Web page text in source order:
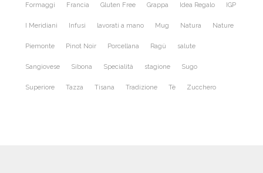
Formaggi Francia Gluten Free Grappa Idea Regalo IGP
I Meridiani Infusi lavorati a mano Mug Natura Nature
Piemonte Pinot Noir Porcellana Ragù salute
Sangiovese Sibona Specialità stagione Sugo
Superiore Tazza Tisana Tradizione Tè Zucchero